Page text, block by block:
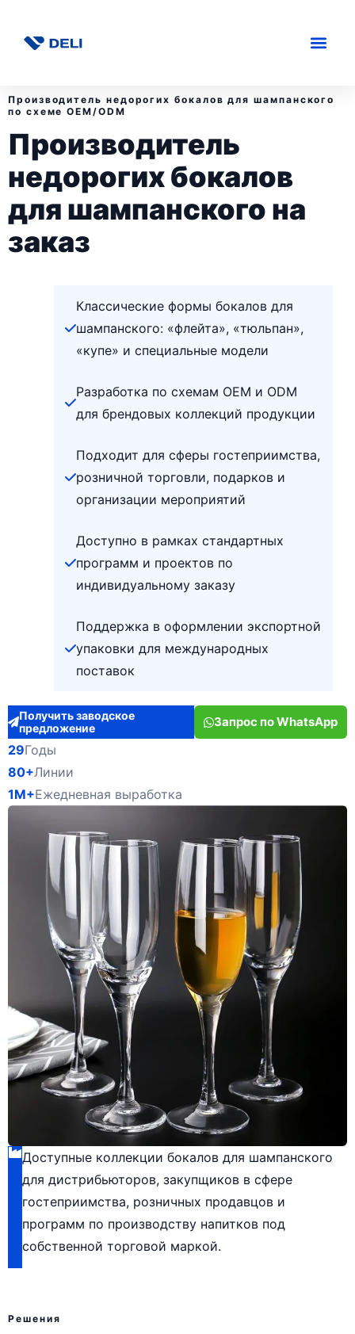
Производитель недорогих бокалов для шампанского
по схеме OEM/ODM
Производитель
недорогих бокалов
для шампанского на
заказ
Классические формы бокалов для
шампанского: «флейта», «тюльпан»,
«купе» и специальные модели
Разработка по схемам OEM и ODM
для брендовых коллекций продукции
Подходит для сферы гостеприимства,
розничной торговли, подарков и
организации мероприятий
Доступно в рамках стандартных
программ и проектов по
индивидуальному заказу
Поддержка в оформлении экспортной
упаковки для международных
поставок
Получить заводское
предложение
Запрос по WhatsApp
29Годы
80+Линии
1M+Ежедневная выработка
Доступные коллекции бокалов для шампанского
для дистрибьюторов, закупщиков в сфере
гостеприимства, розничных продавцов и
программ по производству напитков под
собственной торговой маркой.
Решения